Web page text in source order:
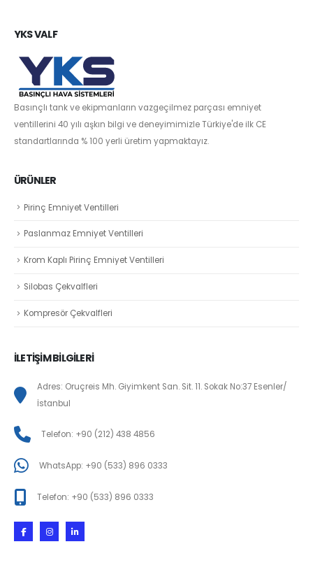
YKS VALF
Basınçlı tank ve ekipmanların vazgeçilmez parçası emniyet
ventillerini 40 yılı aşkın bilgi ve deneyimimizle Türkiye'de ilk CE
standartlarında % 100 yerli üretim yapmaktayız.
ÜRÜNLER
Pirinç Emniyet Ventilleri
Paslanmaz Emniyet Ventilleri
Krom Kaplı Pirinç Emniyet Ventilleri
Silobas Çekvalfleri
Kompresör Çekvalfleri
İLETİŞİM BİLGİLERİ
Adres: Oruçreis Mh. Giyimkent San. Sit. 11. Sokak No:37 Esenler/
İstanbul
Telefon: +90 (212) 438 4856
WhatsApp: +90 (533) 896 0333
Telefon: +90 (533) 896 0333